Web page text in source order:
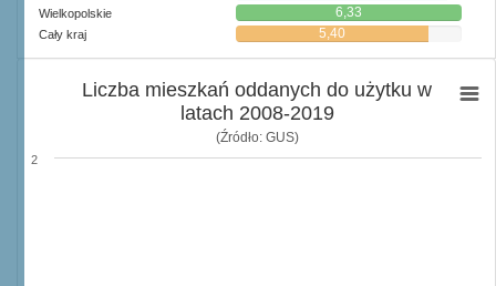
Wielkopolskie 6,33
Cały kraj 5,40
Liczba mieszkań oddanych do użytku w
latach 2008-2019
(Źródło: GUS)
2